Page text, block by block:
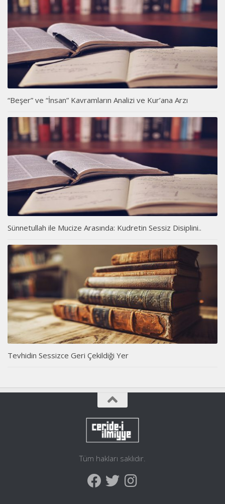
“Beşer” ve “İnsan” Kavramların Analizi ve Kur’ana Arzı
Sünnetullah ile Mucize Arasında: Kudretin Sessiz Disiplini..
Tevhidin Sessizce Geri Çekildiği Yer
Tüm hakları saklıdır.